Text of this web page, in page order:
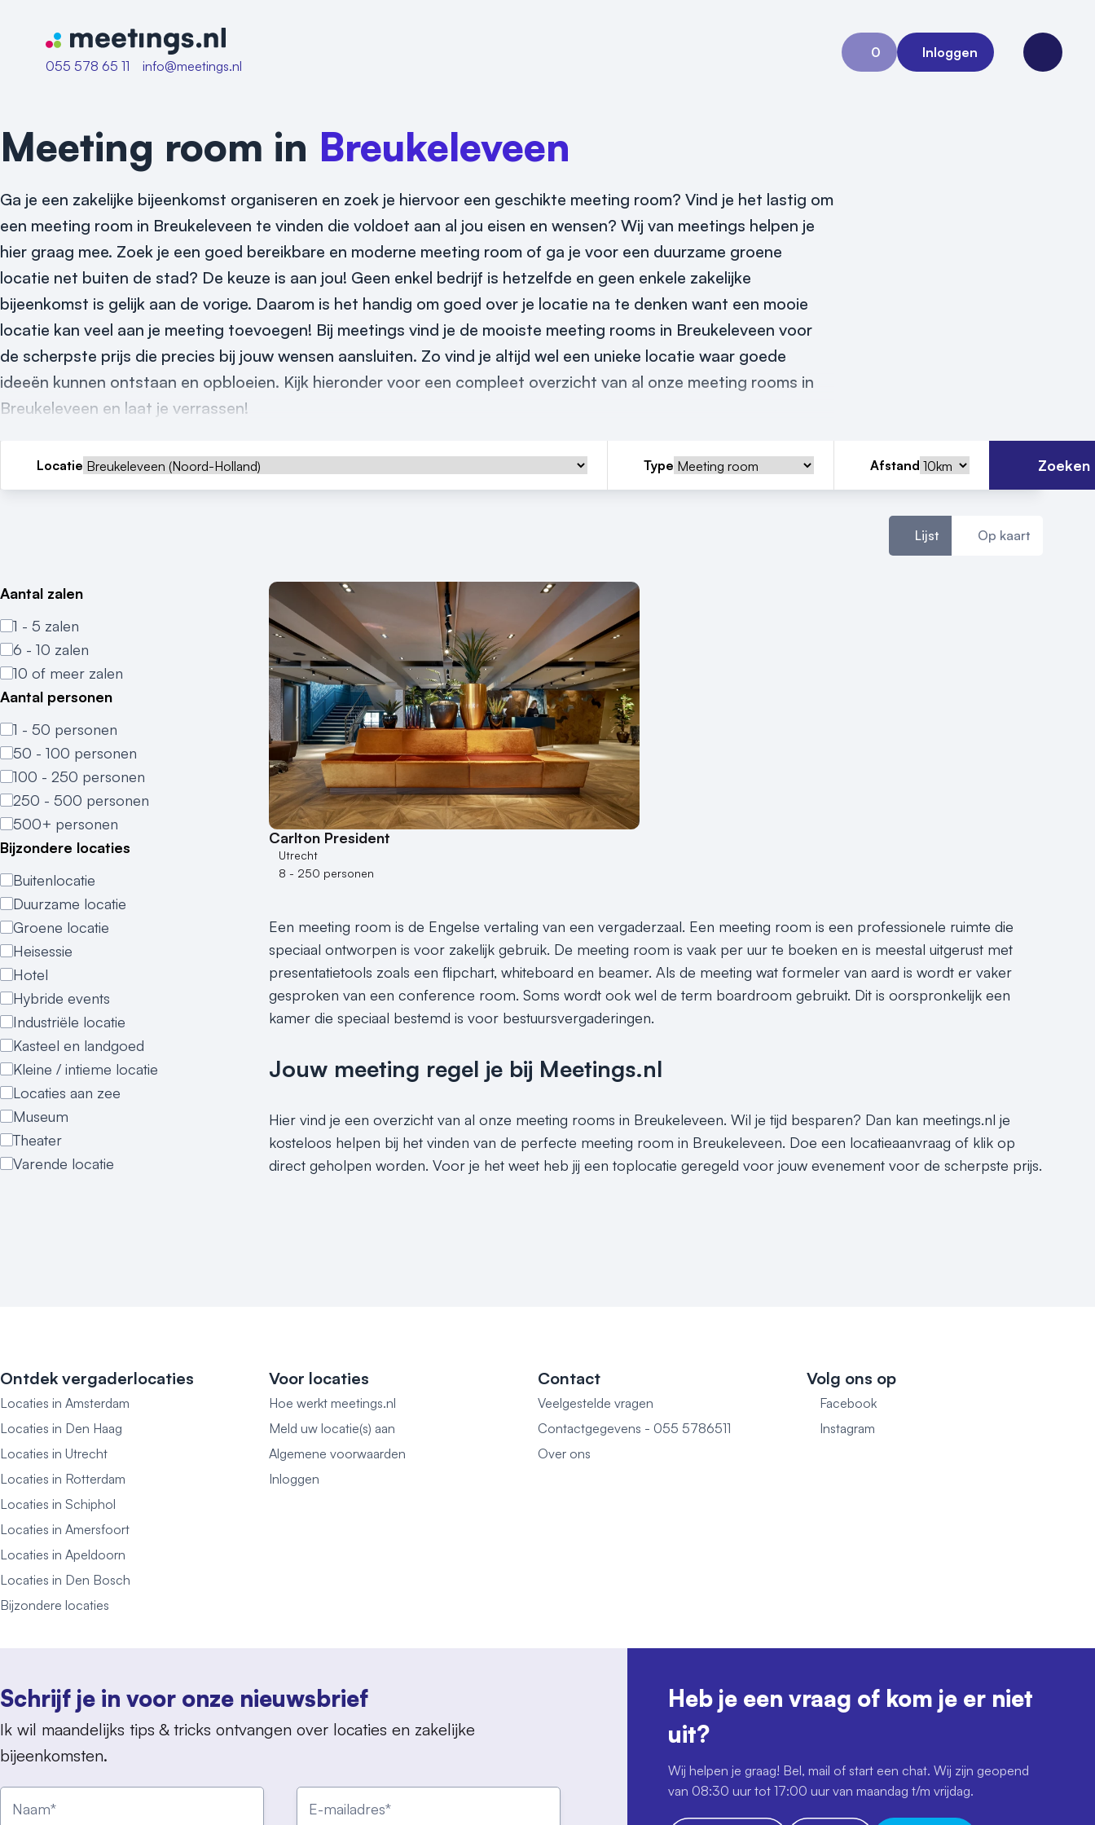
Naar home van Meetings
055 578 65 11
info@meetings.nl
0
Aanvraag 0
Inloggen
Open
Meeting room in Breukeleveen
Ga je een zakelijke bijeenkomst organiseren en zoek je hiervoor een geschikte meeting room? Vind je het lastig om
een meeting room in Breukeleveen te vinden die voldoet aan al jou eisen en wensen? Wij van meetings helpen je
hier graag mee. Zoek je een goed bereikbare en moderne meeting room of ga je voor een duurzame groene
locatie net buiten de stad? De keuze is aan jou! Geen enkel bedrijf is hetzelfde en geen enkele zakelijke
bijeenkomst is gelijk aan de vorige. Daarom is het handig om goed over je locatie na te denken want een mooie
locatie kan veel aan je meeting toevoegen! Bij meetings vind je de mooiste meeting rooms in Breukeleveen voor
de scherpste prijs die precies bij jouw wensen aansluiten. Zo vind je altijd wel een unieke locatie waar goede
ideeën kunnen ontstaan en opbloeien. Kijk hieronder voor een compleet overzicht van al onze meeting rooms in
Breukeleveen en laat je verrassen!
Locatie Type Afstand Zoeken
Lijst Op kaart
Aantal zalen
1 - 5 zalen
6 - 10 zalen
10 of meer zalen
Aantal personen
1 - 50 personen
50 - 100 personen
100 - 250 personen
250 - 500 personen
500+ personen
Bijzondere locaties
Buitenlocatie
Duurzame locatie
Groene locatie
Heisessie
Hotel
Hybride events
Industriële locatie
Kasteel en landgoed
Kleine / intieme locatie
Locaties aan zee
Museum
Theater
Varende locatie
Carlton President
Utrecht
8 - 250 personen
Een meeting room is de Engelse vertaling van een vergaderzaal. Een meeting room is een professionele ruimte die
speciaal ontworpen is voor zakelijk gebruik. De meeting room is vaak per uur te boeken en is meestal uitgerust met
presentatietools zoals een flipchart, whiteboard en beamer. Als de meeting wat formeler van aard is wordt er vaker
gesproken van een conference room. Soms wordt ook wel de term boardroom gebruikt. Dit is oorspronkelijk een
kamer die speciaal bestemd is voor bestuursvergaderingen.
Jouw meeting regel je bij Meetings.nl
Hier vind je een overzicht van al onze meeting rooms in Breukeleveen. Wil je tijd besparen? Dan kan meetings.nl je
kosteloos helpen bij het vinden van de perfecte meeting room in Breukeleveen. Doe een locatieaanvraag of klik op
direct geholpen worden. Voor je het weet heb jij een toplocatie geregeld voor jouw evenement voor de scherpste prijs.
Ontdek vergaderlocaties
Locaties in Amsterdam
Locaties in Den Haag
Locaties in Utrecht
Locaties in Rotterdam
Locaties in Schiphol
Locaties in Amersfoort
Locaties in Apeldoorn
Locaties in Den Bosch
Bijzondere locaties
Voor locaties
Hoe werkt meetings.nl
Meld uw locatie(s) aan
Algemene voorwaarden
Inloggen
Contact
Veelgestelde vragen
Contactgegevens - 055 5786511
Over ons
Volg ons op
Facebook
Instagram
Schrijf je in voor onze nieuwsbrief
Ik wil maandelijks tips & tricks ontvangen over locaties en zakelijke
bijeenkomsten.
Heb je een vraag of kom je er niet
uit?
Wij helpen je graag! Bel, mail of start een chat. Wij zijn geopend
van 08:30 uur tot 17:00 uur van maandag t/m vrijdag.